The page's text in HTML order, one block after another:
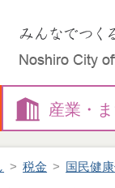
産業・
税金 国民健